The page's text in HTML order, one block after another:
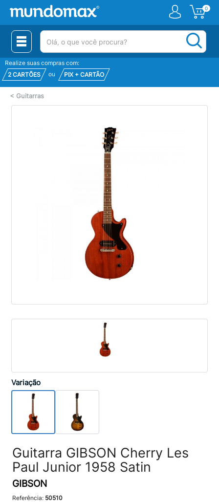
0
(pesquisar)
Realize suas compras com:
2 CARTÕES
ou PIX + CARTÃO
< Guitarras
Variação
Guitarra GIBSON Cherry Les
Paul Junior 1958 Satin
GIBSON
Referência: 50510